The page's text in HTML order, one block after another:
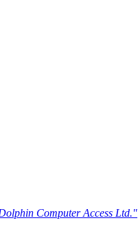
Computer Access Ltd."